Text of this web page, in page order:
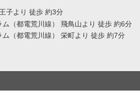
子より 徒歩 約3分
ム（都電荒川線） 飛鳥山より 徒歩 約6分
ム（都電荒川線） 栄町より 徒歩 約7分